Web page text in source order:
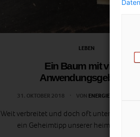
LEBEN
Ein Baum mit vielen
Anwendungsgebieten
31. OKTOBER 2018 VON ENERGIELEBEN
Weit verbreitet und doch oft unterschätze
ein Geheimtipp unserer heimischen